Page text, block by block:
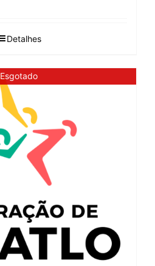
Detalhes
Esgotado